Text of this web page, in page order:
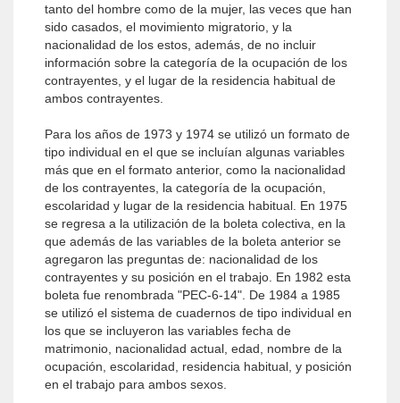
tanto del hombre como de la mujer, las veces que han
sido casados, el movimiento migratorio, y la
nacionalidad de los estos, además, de no incluir
información sobre la categoría de la ocupación de los
contrayentes, y el lugar de la residencia habitual de
ambos contrayentes.
Para los años de 1973 y 1974 se utilizó un formato de
tipo individual en el que se incluían algunas variables
más que en el formato anterior, como la nacionalidad
de los contrayentes, la categoría de la ocupación,
escolaridad y lugar de la residencia habitual. En 1975
se regresa a la utilización de la boleta colectiva, en la
que además de las variables de la boleta anterior se
agregaron las preguntas de: nacionalidad de los
contrayentes y su posición en el trabajo. En 1982 esta
boleta fue renombrada "PEC-6-14". De 1984 a 1985
se utilizó el sistema de cuadernos de tipo individual en
los que se incluyeron las variables fecha de
matrimonio, nacionalidad actual, edad, nombre de la
ocupación, escolaridad, residencia habitual, y posición
en el trabajo para ambos sexos.